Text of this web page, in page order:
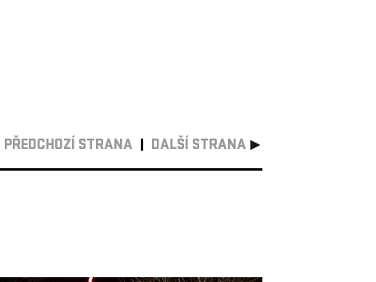
PŘEDCHOZÍ STRANA DALŠÍ STRANA